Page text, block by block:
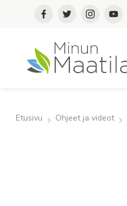
Etusivu Ohjeet ja videot